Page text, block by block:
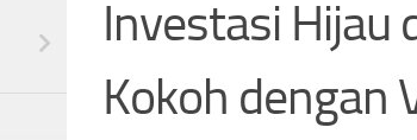
Investasi Hijau
Kokoh dengan